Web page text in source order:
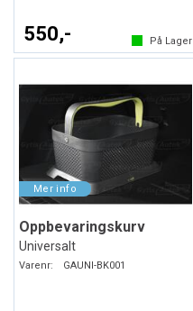
550,- På Lager
Oppbevaringskurv
Universalt
Varenr: GAUNI-BK001